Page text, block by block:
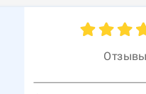
Отзывы